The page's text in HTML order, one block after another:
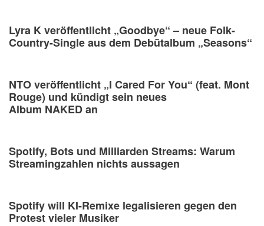
Lyra K veröffentlicht „Goodbye“ – neue Folk-
Country-Single aus dem Debütalbum „Seasons“
NTO veröffentlicht „I Cared For You“ (feat. Mont
Rouge) und kündigt sein neues
Album NAKED an
Spotify, Bots und Milliarden Streams: Warum
Streamingzahlen nichts aussagen
Spotify will KI-Remixe legalisieren gegen den
Protest vieler Musiker